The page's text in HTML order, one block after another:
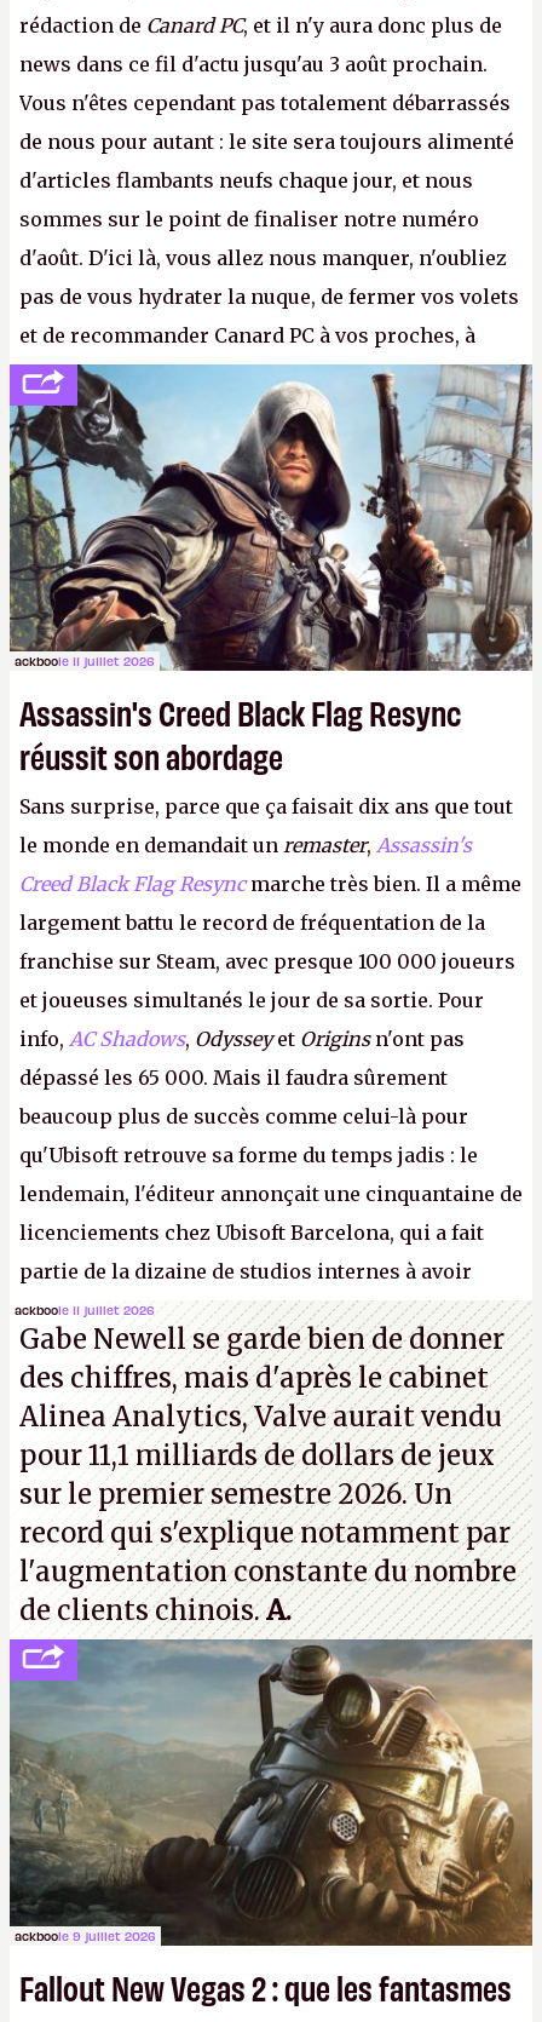
rédaction de Canard PC, et il n'y aura donc plus de
news dans ce fil d'actu jusqu'au 3 août prochain.
Vous n'êtes cependant pas totalement débarrassés
de nous pour autant : le site sera toujours alimenté
d'articles flambants neufs chaque jour, et nous
sommes sur le point de finaliser notre numéro
d'août. D'ici là, vous allez nous manquer, n'oubliez
pas de vous hydrater la nuque, de fermer vos volets
et de recommander Canard PC à vos proches, à
votre famille et aux inconnus que vous croisez
dans la rue. Bon été à tous ! –ER.
ackboole 11 juillet 2026
Assassin's Creed Black Flag Resync
réussit son abordage
Sans surprise, parce que ça faisait dix ans que tout
le monde en demandait un remaster, Assassin's
Creed Black Flag Resyncmarche très bien. Il a même
largement battu le record de fréquentation de la
franchise sur Steam, avec presque 100 000 joueurs
et joueuses simultanés le jour de sa sortie. Pour
info, AC Shadows, Odysseyet Originsn'ont pas
dépassé les 65 000. Mais il faudra sûrement
beaucoup plus de succès comme celui-là pour
qu'Ubisoft retrouve sa forme du temps jadis : le
lendemain, l'éditeur annonçait une cinquantaine de
licenciements chez Ubisoft Barcelona, qui a fait
partie de la dizaine de studios internes à avoir
travaillé sur cetAssassin's Creedsous la direction
d'Ubisoft Singapour.A.
ackboole 11 juillet 2026
Gabe Newell se garde bien de donner
des chiffres, mais d'après le cabinet
Alinea Analytics, Valve aurait vendu
pour 11,1 milliards de dollars de jeux
sur le premier semestre 2026. Un
record qui s'explique notamment par
l'augmentation constante du nombre
de clients chinois.A.
ackboole 9 juillet 2026
Fallout New Vegas 2 : que les fantasmes